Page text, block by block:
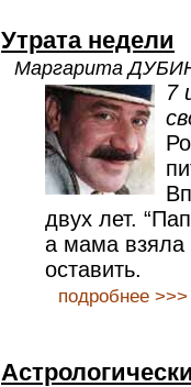
Утрата недели
Маргарита
7
двух лет.
а мама взяла
оставить.
подробнее >>>